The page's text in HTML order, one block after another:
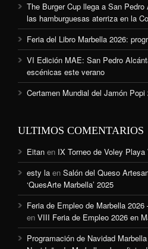
The Burger Cup llega a San
las hamburguesas aterriza en la
Feria del Libro Marbella 2026:
VI Edición MAE: San Pedro
escénicas este verano
Certamen Mundial del Jamón
ULTIMOS COMENTARIOS
Eitan en IX Torneo de Voley
esty la en Salón del Queso
‘QuesArte Marbella’ 2025
Feria de Empleo de Marbella
en VIII Feria de Empleo 2026 en
Programación de Navidad